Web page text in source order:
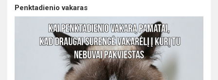
Penktadienio vakaras